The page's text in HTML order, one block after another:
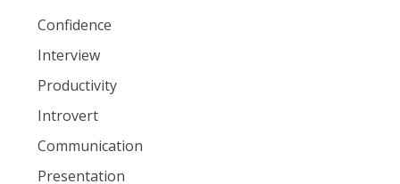
Confidence
Interview
Productivity
Introvert
Communication
Presentation